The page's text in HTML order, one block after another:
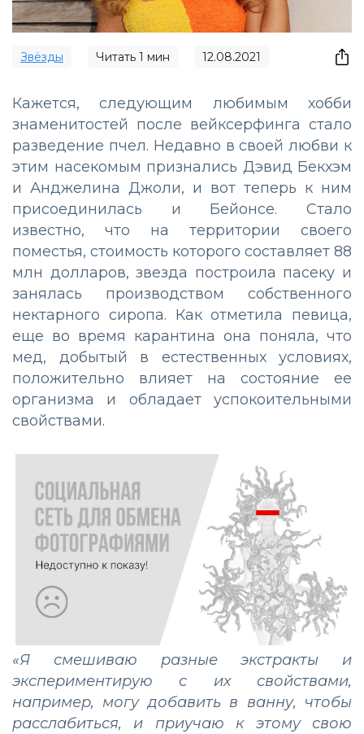
Звёзды Читать 1 мин 12.08.2021
Кажется, следующим любимым хобби
знаменитостей после вейксерфинга стало
разведение пчел. Недавно в своей любви к
этим насекомым признались Дэвид Бекхэм
и Анджелина Джоли, и вот теперь к ним
присоединилась и Бейонсе. Стало
известно, что на территории своего
поместья, стоимость которого составляет 88
млн долларов, звезда построила пасеку и
занялась производством собственного
нектарного сиропа. Как отметила певица,
еще во время карантина она поняла, что
мед, добытый в естественных условиях,
положительно влияет на состояние ее
организма и обладает успокоительными
свойствами.
«Я смешиваю разные экстракты и
экспериментирую с их свойствами,
например, могу добавить в ванну, чтобы
расслабиться, и приучаю к этому свою